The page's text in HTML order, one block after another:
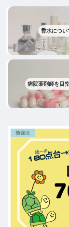
香水につい
病院薬剤師を目
勉強法